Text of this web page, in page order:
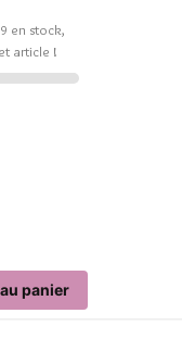
en stock,
article !
panier